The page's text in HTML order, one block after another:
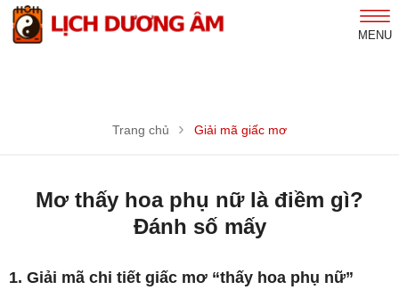
MENU
Trang chủ Giải mã giấc mơ
Mơ thấy hoa phụ nữ là điềm gì?
Đánh số mấy
1. Giải mã chi tiết giấc mơ “thấy hoa phụ nữ”